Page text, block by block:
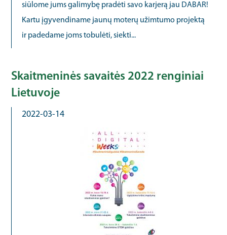
siūlome jums galimybę pradėti savo karjerą jau DABAR!
Kartu įgyvendiname jaunų moterų užimtumo projektą
ir padedame joms tobulėti, siekti...
Skaitmeninės savaitės 2022 renginiai
Lietuvoje
2022-03-14